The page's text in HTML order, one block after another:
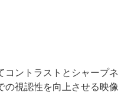
コントラストとシャープネ
の視認性を向上させる映像